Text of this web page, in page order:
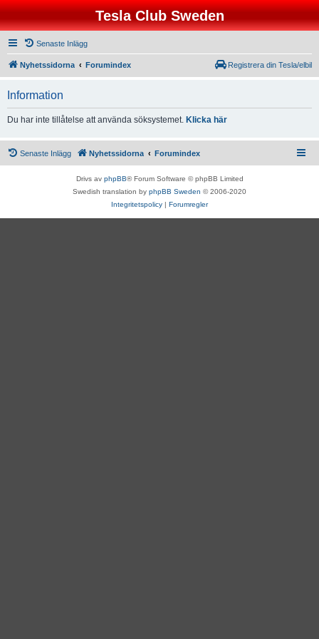
Tesla Club Sweden
Senaste Inlägg
Nyhetssidorna Forumindex Registrera din Tesla/elbil
Information
Du har inte tillåtelse att använda söksystemet. Klicka här
Senaste Inlägg Nyhetssidorna Forumindex
Drivs av phpBB® Forum Software © phpBB Limited
Swedish translation by phpBB Sweden © 2006-2020
Integritetspolicy | Forumregler